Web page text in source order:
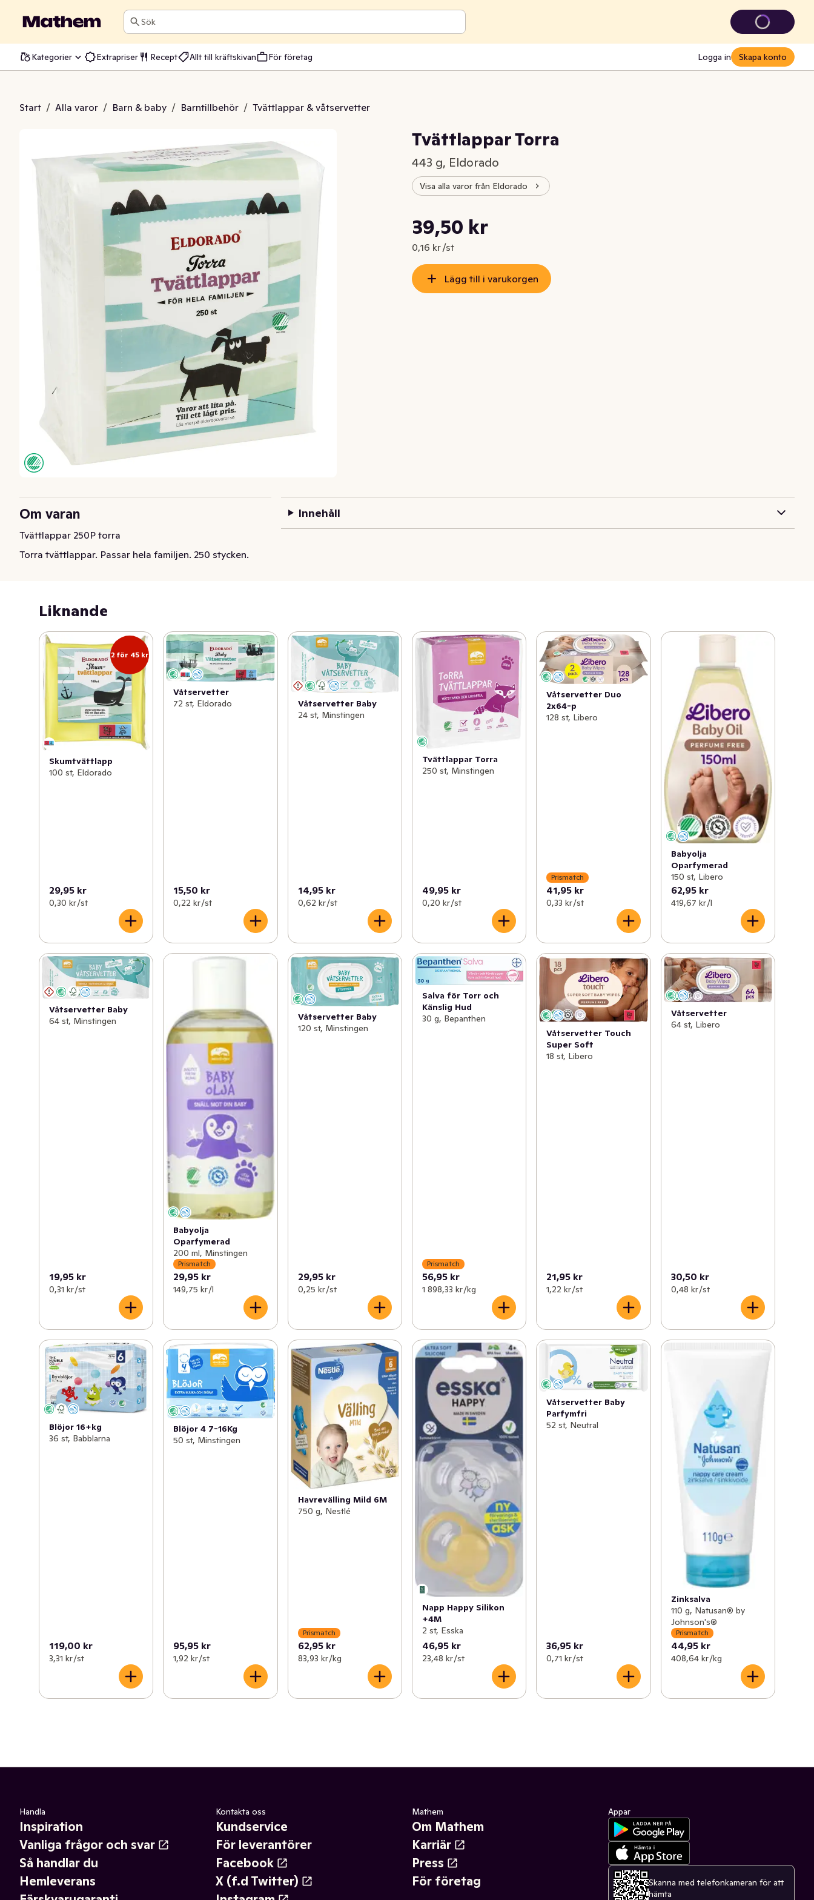
Sök
Kategorier Extrapriser Recept Allt till kräftskivan För företag Logga in Skapa konto
Start / Alla varor / Barn & baby / Barntillbehör / Tvättlappar & våtservetter
Torra
Tvättlappar Torra
443 g, Eldorado
Visa alla varor från Eldorado
Nuvarande pris är: 39,50 kr
39,50 kr
0,16 kr /st
Styckpris: 0,16 kr /st
Lägg till i varukorgen
Om varan
Tvättlappar 250P torra
Torra tvättlappar. Passar hela familjen. 250 stycken.
Innehåll
Liknande
2 för 45 kr
Skumtvättlapp
100 st, Eldorado
29,95 kr
0,30 kr /st
Våtservetter
72 st, Eldorado
15,50 kr
0,22 kr /st
Våtservetter Baby
24 st, Minstingen
14,95 kr
0,62 kr /st
Tvättlappar Torra
250 st, Minstingen
49,95 kr
0,20 kr /st
Våtservetter Duo
2x64-p
128 st, Libero
Prismatch
41,95 kr
0,33 kr /st
Babyolja
Oparfymerad
150 st, Libero
62,95 kr
419,67 kr /l
Våtservetter Baby
64 st, Minstingen
19,95 kr
0,31 kr /st
Babyolja
Oparfymerad
200 ml, Minstingen
Prismatch
29,95 kr
149,75 kr /l
Våtservetter Baby
120 st, Minstingen
29,95 kr
0,25 kr /st
Salva för Torr och
Känslig Hud
30 g, Bepanthen
Prismatch
56,95 kr
1 898,33 kr /kg
Våtservetter Touch
Super Soft
18 st, Libero
21,95 kr
1,22 kr /st
Våtservetter
64 st, Libero
30,50 kr
0,48 kr /st
Blöjor 16+kg
36 st, Babblarna
119,00 kr
3,31 kr /st
Blöjor 4 7-16Kg
50 st, Minstingen
95,95 kr
1,92 kr /st
Havrevälling Mild 6M
750 g, Nestlé
Prismatch
62,95 kr
83,93 kr /kg
Napp Happy Silikon
+4M
2 st, Esska
46,95 kr
23,48 kr /st
Våtservetter Baby
Parfymfri
52 st, Neutral
36,95 kr
0,71 kr /st
Zinksalva
110 g, Natusan® by
Johnson's®
Prismatch
44,95 kr
408,64 kr /kg
Handla
Inspiration
Vanliga frågor och svar
Så handlar du
Hemleverans
Kontakta oss
Kundservice
För leverantörer
Facebook
X (f.d Twitter)
Mathem
Om Mathem
Karriär
Press
För företag
Appar
Skanna med telefonkameran för att
hämta